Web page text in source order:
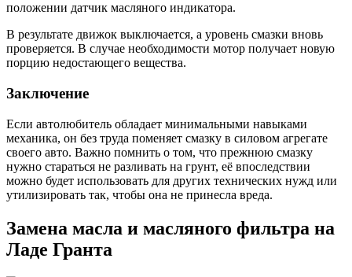
положении датчик масляного индикатора.
В результате движок выключается, а уровень смазки вновь
проверяется. В случае необходимости мотор получает новую
порцию недостающего вещества.
Заключение
Если автолюбитель обладает минимальными навыками
механика, он без труда поменяет смазку в силовом агрегате
своего авто. Важно помнить о том, что прежнюю смазку
нужно стараться не разливать на грунт, её впоследствии
можно будет использовать для других технических нужд или
утилизировать так, чтобы она не принесла вреда.
Замена масла и масляного фильтра на
Ладе Гранта